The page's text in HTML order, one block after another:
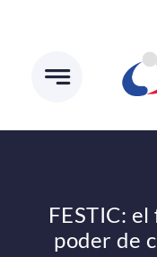
contenido
FESTIC:
poder de